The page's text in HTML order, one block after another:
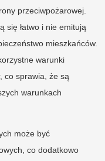
przeciwpożarowej.
się łatwo i nie emitują
mieszkańców.
warunki
co sprawia, że są
warunkach
może być
co dodatkowo